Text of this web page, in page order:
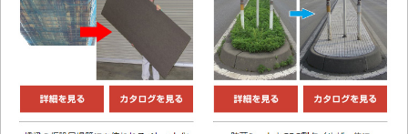
Q＆A 販売・施工代理店募集